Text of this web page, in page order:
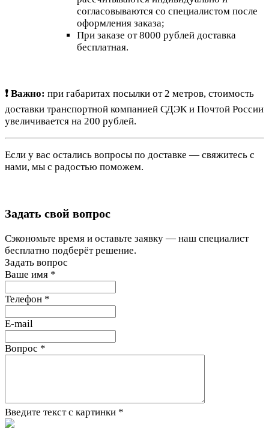
согласовываются со специалистом после
оформления заказа;
При заказе от 8000 рублей доставка
бесплатная.
❗ Важно: при габаритах посылки от 2 метров, стоимость
доставки транспортной компанией СДЭК и Почтой России
увеличивается на 200 рублей.
Если у вас остались вопросы по доставке — свяжитесь с
нами, мы с радостью поможем.
Задать свой вопрос
Сэкономьте время и оставьте заявку — наш специалист
бесплатно подберёт решение.
Задать вопрос
Ваше имя *
Телефон *
E-mail
Вопрос *
Введите текст с картинки *